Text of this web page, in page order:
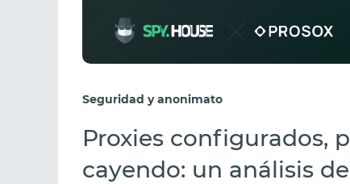
Seguridad y anonimato
Proxies configurados,
cayendo: un análisis